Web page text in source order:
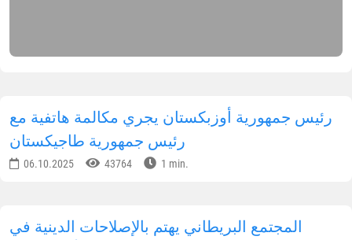
رئيس جمهورية أوزبكستان يجري مكالمة هاتفية مع
رئيس جمهورية طاجيكستان
06.10.2025 43764 1 min.
المجتمع البريطاني يهتم بالإصلاحات الدينية في